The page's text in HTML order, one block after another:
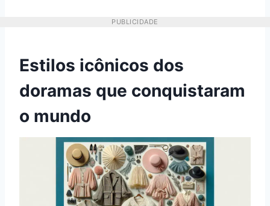
PUBLICIDADE
Estilos icônicos dos
doramas que conquistaram
o mundo